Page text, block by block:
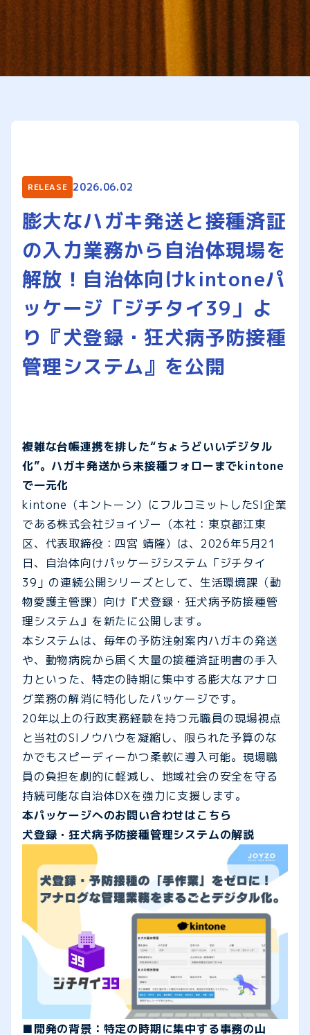
RELEASE 2026.06.02
膨大なハガキ発送と接種済証
の入力業務から自治体現場を
解放！自治体向けkintoneパ
ッケージ「ジチタイ39」よ
り『犬登録・狂犬病予防接種
管理システム』を公開
複雑な台帳連携を排した“ちょうどいいデジタル
化”。ハガキ発送から未接種フォローまでkintone
で一元化
kintone（キントーン）にフルコミットしたSI企業
である株式会社ジョイゾー（本社：東京都江東
区、代表取締役：四宮 靖隆）は、2026年5月21
日、自治体向けパッケージシステム「ジチタイ
39」の連続公開シリーズとして、生活環境課（動
物愛護主管課）向け『犬登録・狂犬病予防接種管
理システム』を新たに公開します。
本システムは、毎年の予防注射案内ハガキの発送
や、動物病院から届く大量の接種済証明書の手入
力といった、特定の時期に集中する膨大なアナロ
グ業務の解消に特化したパッケージです。
20年以上の行政実務経験を持つ元職員の現場視点
と当社のSIノウハウを凝縮し、限られた予算のな
かでもスピーディーかつ柔軟に導入可能。現場職
員の負担を劇的に軽減し、地域社会の安全を守る
持続可能な自治体DXを強力に支援します。
本パッケージへのお問い合わせはこちら
犬登録・狂犬病予防接種管理システムの解説
■開発の背景：特定の時期に集中する事務の山